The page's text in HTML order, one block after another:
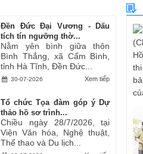
Đền Đức Đại Vương - Dấu
tích tín ngưỡng thờ...
Nằm yên bình giữa thôn
Bình Thắng, xã Cẩm Bình,
tỉnh Hà Tĩnh, Đền Đức...
Xem tiếp
30-07-2026
Tổ chức Tọa đàm góp ý Dự
thảo hồ sơ trình...
Chiều ngày 28/7/2026, tại
Viện Văn hóa, Nghệ thuật,
Thể thao và Du lịch...